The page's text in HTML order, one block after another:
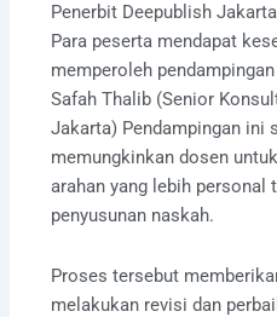
Penerbit Deepublish Jakarta
Para peserta mendapat
memperoleh
Safah Thalib (Senior
Jakarta) Pendampingan ini
memungkinkan dosen
arahan yang lebih personal
penyusunan naskah.
Proses tersebut
melakukan revisi dan